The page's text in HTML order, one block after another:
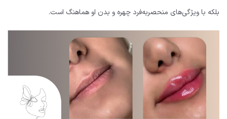
بلکه با ویژگی‌های منحصربه‌فرد چهره و بدن او هماهنگ است.